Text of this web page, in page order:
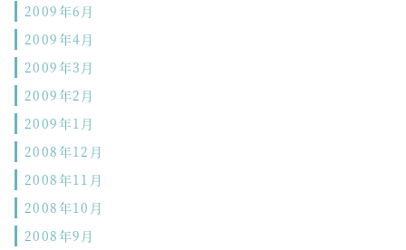
2009年6月
2009年4月
2009年3月
2009年2月
2009年1月
2008年12月
2008年11月
2008年10月
2008年9月